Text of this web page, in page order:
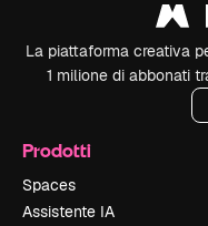
La piattaforma creativa
1 milione di abbonati
Prodotti
Spaces
Assistente IA